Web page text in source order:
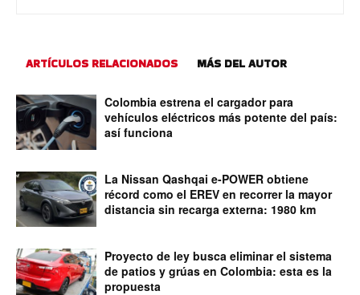
ARTÍCULOS RELACIONADOS MÁS DEL AUTOR
Colombia estrena el cargador para
vehículos eléctricos más potente del país:
así funciona
La Nissan Qashqai e-POWER obtiene
récord como el EREV en recorrer la mayor
distancia sin recarga externa: 1980 km
Proyecto de ley busca eliminar el sistema
de patios y grúas en Colombia: esta es la
propuesta